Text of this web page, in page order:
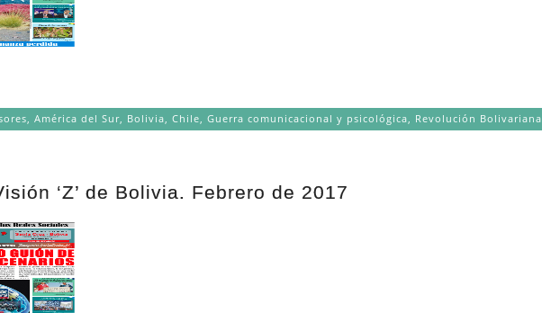
,América del Sur, Bolivia,Chile,Guerra comunicacional y psicológica, Revolución Bolivariana
‘Z’ de Bolivia. Febrero de 2017